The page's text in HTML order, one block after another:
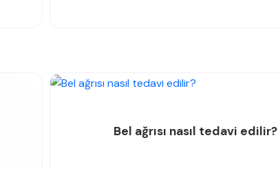
Bel ağrısı nasıl tedavi edilir?